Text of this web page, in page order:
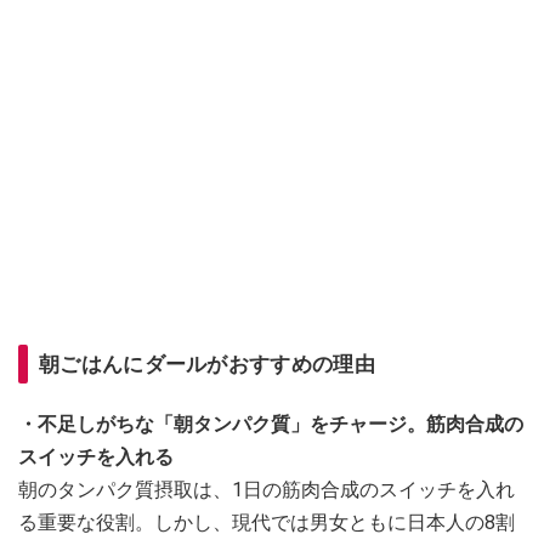
朝ごはんにダールがおすすめの理由
・不足しがちな「朝タンパク質」をチャージ。筋肉合成の
スイッチを入れる
朝のタンパク質摂取は、1日の筋肉合成のスイッチを入れ
る重要な役割。しかし、現代では男女ともに日本人の8割